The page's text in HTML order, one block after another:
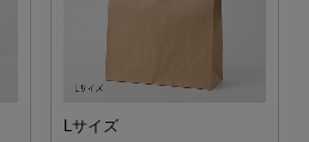
Lサイズ